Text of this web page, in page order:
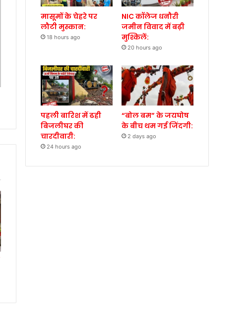
मासूमों के चेहरे पर
लौटी मुस्कान:
18 hours ago
NIC कॉलेज धनौरी
जमीन विवाद में बढ़ी
मुश्किलें:
20 hours ago
पहली बारिश में ढही
बिजलीघर की
चारदीवारी:
24 hours ago
“बोल बम” के जयघोष
के बीच थम गई जिंदगी:
2 days ago